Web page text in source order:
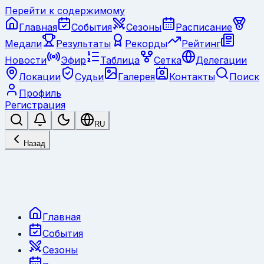
Перейти к содержимому
Главная
События Сезоны
Расписание
Медали
Результаты Рекорды
Рейтинг
Новости
Эфир Таблица Сетка
Делегации
Локации
Судьи Галерея Контакты
Поиск
Профиль
Регистрация
RU
Назад
Главная
События
Сезоны